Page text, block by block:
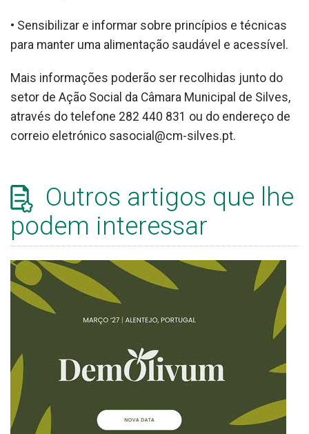
• Sensibilizar e informar sobre princípios e técnicas
para manter uma alimentação saudável e acessível.
Mais informações poderão ser recolhidas junto do
setor de Ação Social da Câmara Municipal de Silves,
através do telefone 282 440 831 ou do endereço de
correio eletrónico sasocial@cm-silves.pt.
Outros artigos que lhe
podem interessar